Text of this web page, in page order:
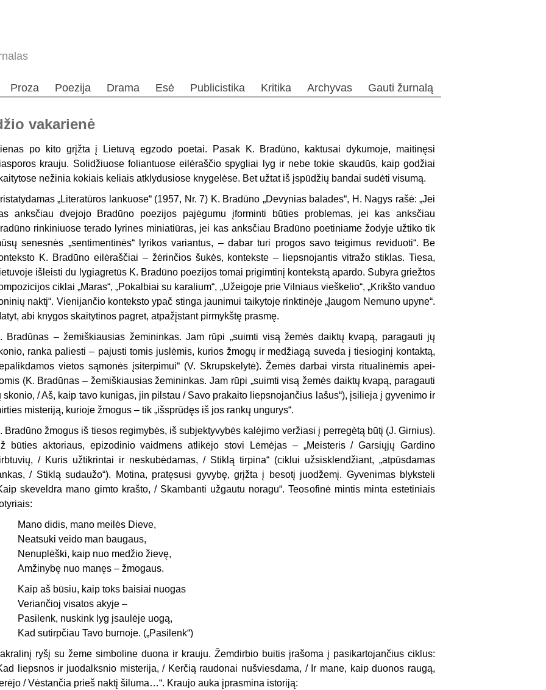
Proza Poezija Drama Esė Publicistika Kritika Archyvas Gauti žurnalą
vakarienė
po kito grįžta į Lietuvą egzodo poetai. Pasak K. Bradūno, kaktusai dy­kumoje, maitinęsi
krauju. So­lidžiuose foliantuose eilėraščio spyg­liai lyg ir nebe tokie skaudūs, kaip godžiai
nežinia kokiais ke­liais atklydusiose knygelėse. Bet užtat iš įspūdžių bandai sudėti visumą.
„Literatūros lankuose“ (1957, Nr. 7) K. Bradūno „Devynias balades“, H. Nagys rašė: „Jei
anks­čiau dvejojo Bradūno poezijos pajėgu­mu įforminti būties problemas, jei kas anksčiau
rinkiniuose terado lyrines miniatiūras, jei kas anksčiau Bradūno poetiniame žodyje užtiko tik
senesnės „sentimentinės“ lyrikos variantus, – dabar turi progos savo tei­gimus reviduoti“. Be
K. Bra­dūno eilėraščiai – žėrinčios šukės, kontekste – liepsnojantis vitražo stik­las. Tiesa,
išleisti du lygiagre­tūs K. Bradūno poezijos tomai prigim­tinį kontekstą apardo. Subyra griežtos
ciklai „Maras“, „Pokal­biai su karalium“, „Užeigoje prie Vil­niaus vieškelio“, „Krikšto vanduo
naktį“. Vienijančio konteksto ypač stinga jaunimui taikytoje rinkti­nėje „Įaugom Nemuno upyne“.
abi knygos skaitytinos pagret, atpažįs­tant pirmykštę prasmę.
Bradūnas – žemiškiausias žemi­ninkas. Jam rūpi „suimti visą žemės daiktų kvapą, paragauti jų
ranka paliesti – pajusti tomis juslėmis, kurios žmogų ir medžiagą suveda į tie­sioginį kontaktą,
vietos sąmonės įsiterpimui“ (V. Skrupskelytė). Žemės darbai virsta ritualinėmis apei­
(K. Bradūnas – žemiškiausias žemi­ninkas. Jam rūpi „suimti visą žemės daiktų kvapą, paragauti
skonio, / Aš, kaip tavo kunigas, jin pils­tau / Savo prakaito liepsnojančius la­šus“), įsilieja į gyvenimo ir
misteriją, kurioje žmogus – tik „iš­sprūdęs iš jos rankų ungurys“.
Bradūno žmogus iš tiesos regi­mybės, iš subjektyvybės kalėjimo ver­žiasi į perregėtą būtį (J. Girnius).
būties aktoriaus, epizodinio vaidmens atlikėjo stovi Lėmėjas – „Meisteris / Garsiųjų Gardino
/ Kuris užtikrintai ir neskubėdamas, / Stiklą tirpina“ (ciklui užsisklendžiant, „atpūs­damas
/ Stiklą sudaužo“). Mo­tina, pratęsusi gyvybę, grįžta į besotį juodžemį. Gyvenimas blyksteli
skeveldra mano gimto krašto, / Skam­banti užgautu noragu“. Teosofinė mintis minta estetiniais
Mano didis, mano meilės Dieve,
Neatsuki veido man baugaus,
Nenuplėški, kaip nuo medžio žievę,
Amžinybę nuo manęs – žmogaus.
Kaip aš būsiu, kaip toks baisiai nuogas
Veriančioj visatos akyje –
Pasilenk, nuskink lyg įsaulėje uogą,
Kad sutirpčiau Tavo burnoje. („Pasilenk“)
ryšį su žeme simboline duo­na ir krauju. Žemdirbio buitis įrašoma į pasikartojančius ciklus:
liepsnos ir juodalksnio misterija, / Kerčią rau­donai nušviesdama, / Ir mane, kaip duonos raugą,
/ Vėstančia prieš naktį šiluma…“. Kraujo auka įprasmina istoriją: